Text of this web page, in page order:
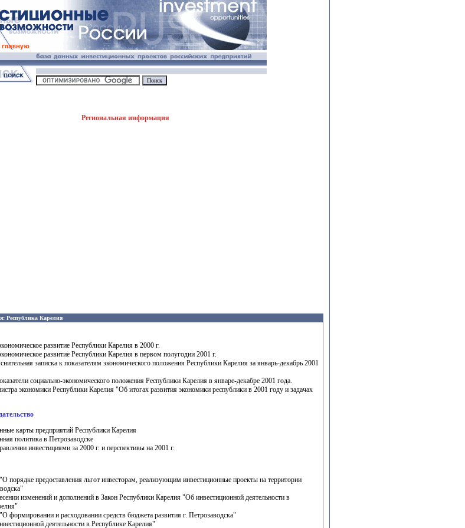
Региональная информация
Республика Карелия
развитие Республики Карелия в 2000 г.
развитие Республики Карелия в первом полугодии 2001 г.
записка к показателям экономического положения Республики Карелия за январь-декабрь 2001
социально-экономического положения Республики Карелия в январе-декабре 2001 года.
экономики Республики Карелия "Об итогах развития экономики республики в 2001 году и задачах
карты предприятий Республики Карелия
политика в Петрозаводске
инвестициями за 2000 г. и перспективы на 2001 г.
порядке предоставления льгот инвесторам, реализующим инвестиционные проекты на территории
изменений и дополнений в Закон Республики Карелия "Об инвестиционной деятельности в
формировании и расходовании средств бюджета развития г. Петрозаводска"
деятельности в Республике Карелия"